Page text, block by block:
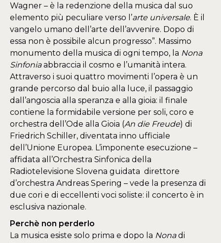
Wagner – è la redenzione della musica dal suo
elemento più peculiare verso l’arte universale. È il
vangelo umano dell’arte dell’avvenire. Dopo di
essa non è possibile alcun progresso”. Massimo
monumento della musica di ogni tempo, la Nona
Sinfoniaabbraccia il cosmo e l’umanità intera.
Attraverso i suoi quattro movimenti l’opera è un
grande percorso dal buio alla luce, il passaggio
dall’angoscia alla speranza e alla gioia: il finale
contiene la formidabile versione per soli, coro e
orchestra dell’Ode alla Gioia (An die Freude) di
Friedrich Schiller, diventata inno ufficiale
dell’Unione Europea. L’imponente esecuzione –
affidata all’Orchestra Sinfonica della
Radiotelevisione Slovena guidata direttore
d’orchestra Andreas Spering – vede la presenza di
due cori e di eccellenti voci soliste: il concerto è in
esclusiva nazionale.
Perchè non perderlo
La musica esiste solo prima e dopo la Nonadi